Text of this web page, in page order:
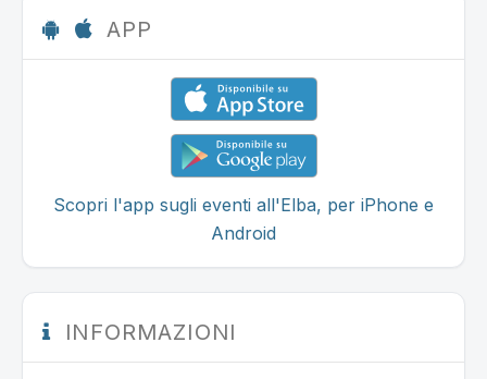
APP
Scopri l'app sugli eventi all'Elba, per iPhone e
Android
INFORMAZIONI